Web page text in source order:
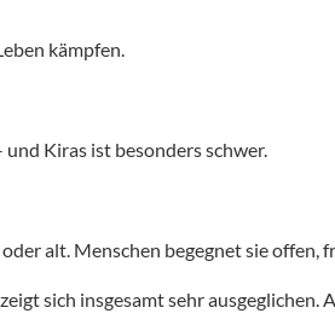
kämpfen.
und Kiras ist besonders schwer.
alt. Menschen begegnet sie offen,
sich insgesamt sehr